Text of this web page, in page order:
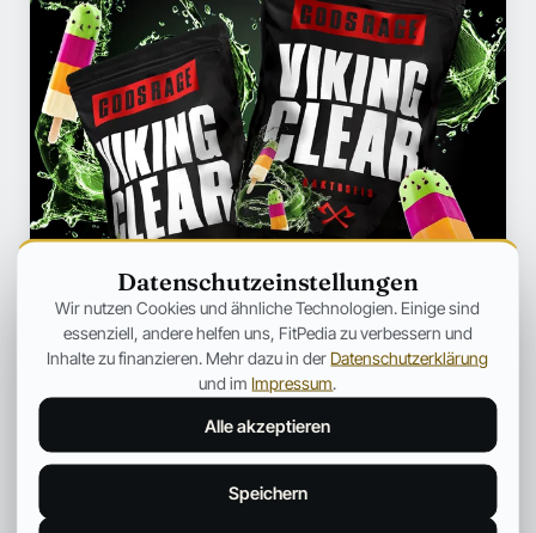
Datenschutzeinstellungen
Wir nutzen Cookies und ähnliche Technologien. Einige sind
essenziell, andere helfen uns, FitPedia zu verbessern und
Inhalte zu finanzieren. Mehr dazu in der Datenschutzerklärung
und im Impressum.
Alle akzeptieren
Speichern